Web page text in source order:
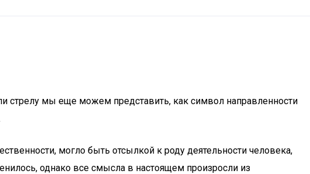
стрелу мы еще можем представить, как символ направленности
могло быть отсылкой к роду деятельности человека,
однако все смысла в настоящем произросли из